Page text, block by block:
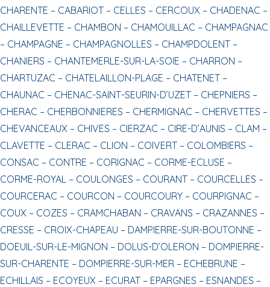
CHARENTE – CABARIOT – CELLES – CERCOUX – CHADENAC –
CHAILLEVETTE – CHAMBON – CHAMOUILLAC – CHAMPAGNAC
– CHAMPAGNE – CHAMPAGNOLLES – CHAMPDOLENT –
CHANIERS – CHANTEMERLE-SUR-LA-SOIE – CHARRON –
CHARTUZAC – CHATELAILLON-PLAGE – CHATENET –
CHAUNAC – CHENAC-SAINT-SEURIN-D’UZET – CHEPNIERS –
CHERAC – CHERBONNIERES – CHERMIGNAC – CHERVETTES –
CHEVANCEAUX – CHIVES – CIERZAC – CIRE-D’AUNIS – CLAM –
CLAVETTE – CLERAC – CLION – COIVERT – COLOMBIERS –
CONSAC – CONTRE – CORIGNAC – CORME-ECLUSE –
CORME-ROYAL – COULONGES – COURANT – COURCELLES –
COURCERAC – COURCON – COURCOURY – COURPIGNAC –
COUX – COZES – CRAMCHABAN – CRAVANS – CRAZANNES –
CRESSE – CROIX-CHAPEAU – DAMPIERRE-SUR-BOUTONNE –
DOEUIL-SUR-LE-MIGNON – DOLUS-D’OLERON – DOMPIERRE-
SUR-CHARENTE – DOMPIERRE-SUR-MER – ECHEBRUNE –
ECHILLAIS – ECOYEUX – ECURAT – EPARGNES – ESNANDES –